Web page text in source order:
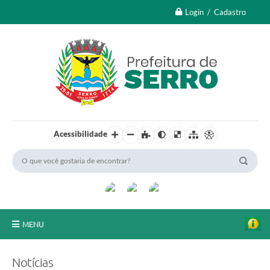
Login / Cadastro
Acessibilidade
MENU
Notícias